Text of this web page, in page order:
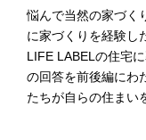
悩んで当然の家づく
に家づくりを経験し
LIFE LABELの住宅
の回答を前後編にわ
たちが自らの住まい